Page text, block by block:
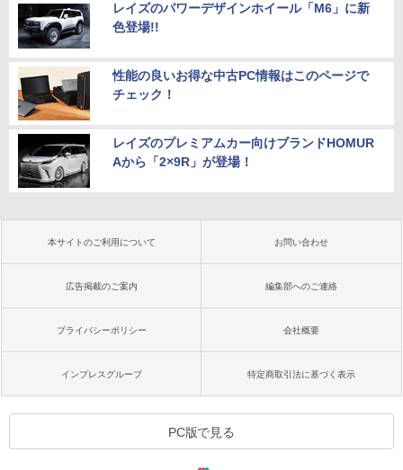
レイズのパワーデザインホイール「M6」に新
色登場!!
性能の良いお得な中古PC情報はこのページで
チェック！
レイズのプレミアムカー向けブランドHOMUR
Aから「2×9R」が登場！
本サイトのご利用について お問い合わせ
広告掲載のご案内 編集部へのご連絡
プライバシーポリシー 会社概要
インプレスグループ 特定商取引法に基づく表示
PC版で見る